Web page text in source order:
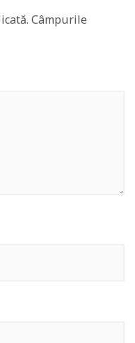
Câmpurile